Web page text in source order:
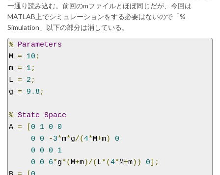
一通り読み込む。前回のmファイルとほぼ同じだが、今回は
MATLAB上でシミュレーションをする必要はないので「%
Simulation」以下の部分は消している。
% Parameters
M = 10 ;
m = 1;
L = 2 ;
g = 9.8 ;
% State Space
A = 0 1 0
0
0
0 -3*m*g/(4*M+m)
0
0
0 0
1
0
0 6*g*( M+m)/( L*(4*M+m)) 0 ];